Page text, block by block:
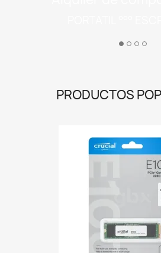
PRODUCTOS